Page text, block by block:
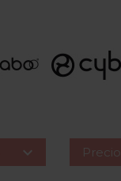
 Precio